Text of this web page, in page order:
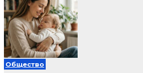
Общество